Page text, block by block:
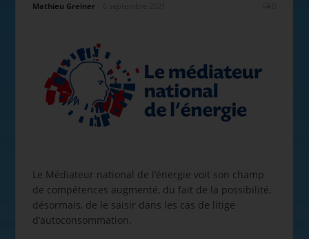
Mathieu Greiner
Le Médiateur national de l’énergie voit son champ
de compétences augmenté, du fait de la possibilité,
désormais, de le saisir dans les cas de litige
d’autoconsommation.